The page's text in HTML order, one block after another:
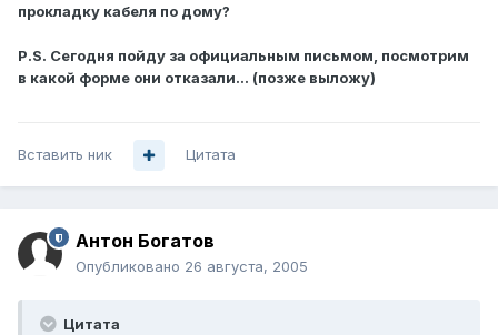
прокладку кабеля по дому?
P.S. Сегодня пойду за официальным письмом, посмотрим
в какой форме они отказали... (позже выложу)
Вставить ник Цитата
Антон Богатов
Опубликовано 26 августа, 2005
Цитата